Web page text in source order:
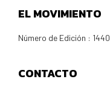
EL MOVIMIENTO
Número de Edición : 1440
CONTACTO